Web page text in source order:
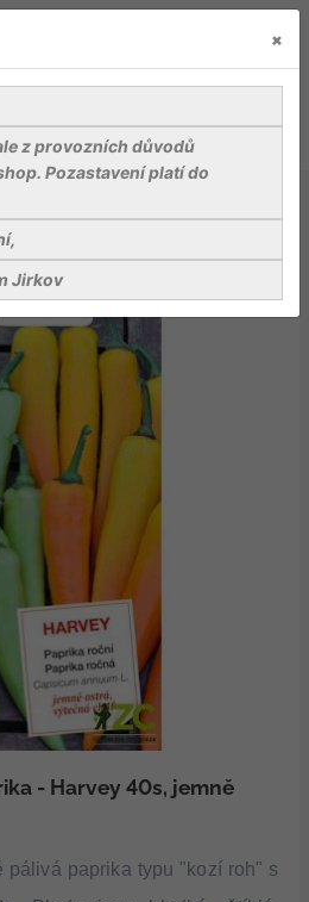
- Harvey 40s, jemně ostrá
- Harvey 40s, jemně
pálivá paprika typu "kozí roh" s
×
z provozních důvodů
Pozastavení platí do
Jirkov